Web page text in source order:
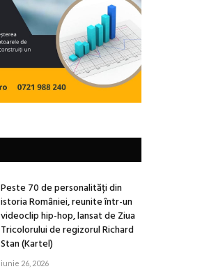
Peste 70 de personalități din
istoria României, reunite într-un
videoclip hip-hop, lansat de Ziua
Tricolorului de regizorul Richard
Stan (Kartel)
iunie 26, 2026